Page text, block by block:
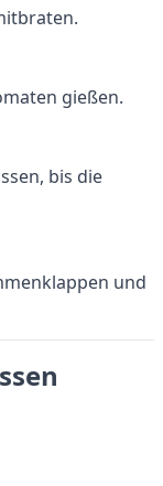
gießen.
bis die
und